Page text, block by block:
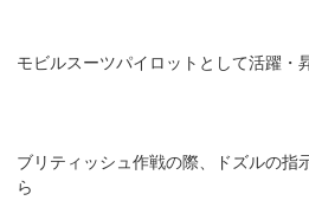
モビルスーツパイロットとして活躍・
ブリティッシュ作戦の際、ドズルの指
ら